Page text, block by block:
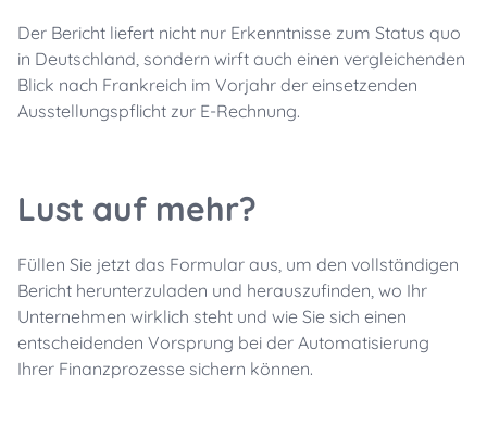
Der Bericht liefert nicht nur Erkenntnisse zum Status quo
in Deutschland, sondern wirft auch einen vergleichenden
Blick nach Frankreich im Vorjahr der einsetzenden
Ausstellungspflicht zur E-Rechnung.
Lust auf mehr?
Füllen Sie jetzt das Formular aus, um den vollständigen
Bericht herunterzuladen und herauszufinden, wo Ihr
Unternehmen wirklich steht und wie Sie sich einen
entscheidenden Vorsprung bei der Automatisierung
Ihrer Finanzprozesse sichern können.